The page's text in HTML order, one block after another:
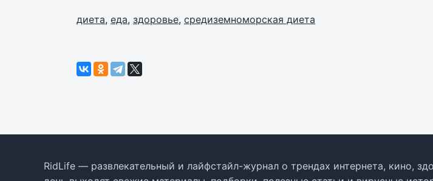
диета, еда, здоровье, средиземноморская диета
RidLife — развлекательный и лайфстайл-журнал о трендах интернета, кино,